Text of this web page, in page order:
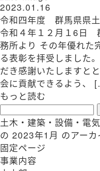
2023.01.16
令和四年度 群馬県県
令和４年１２月１6日
務所より その年優れた
る表彰を拝受しました
だき感謝いたしますと
会に貢献できるよう、
もっと読む
検
索:
土木・建築・設備・電
の 2023年1月 のアーカ
固定ページ
事業内容